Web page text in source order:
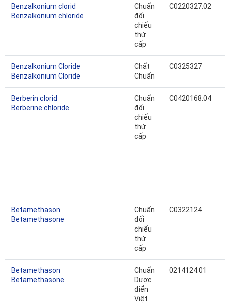
Benzalkonium clorid
Benzalkonium chloride
Chuẩn
đối
chiếu
thứ
cấp
C0220327.02
Benzalkonium Cloride
Benzalkonium Cloride
Chất
Chuẩn
C0325327
Berberin clorid
Berberine chloride
Chuẩn
đối
chiếu
thứ
cấp
C0420168.04
Betamethason
Betamethasone
Chuẩn
đối
chiếu
thứ
cấp
C0322124
Betamethason
Betamethasone
Chuẩn
Dược
điển
Việt
0214124.01